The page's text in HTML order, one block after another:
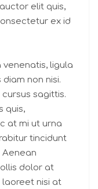
elit quis,
ex id
venenatis, ligula
non nisi.
sagittis.
quis,
at mi ut urna
tincidunt
dolor at
laoreet nisi at